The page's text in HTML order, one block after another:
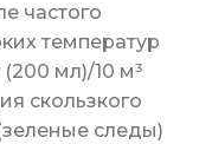
частого
температур
(200 мл)/10 м³
скользкого
следы)